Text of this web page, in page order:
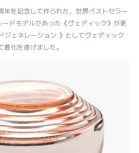
年を記念して作られた、世界ベストセラー
ードモデルであった《ヴェディック》が更
ジェネレーション 》としてヴェディック
化を遂げました。